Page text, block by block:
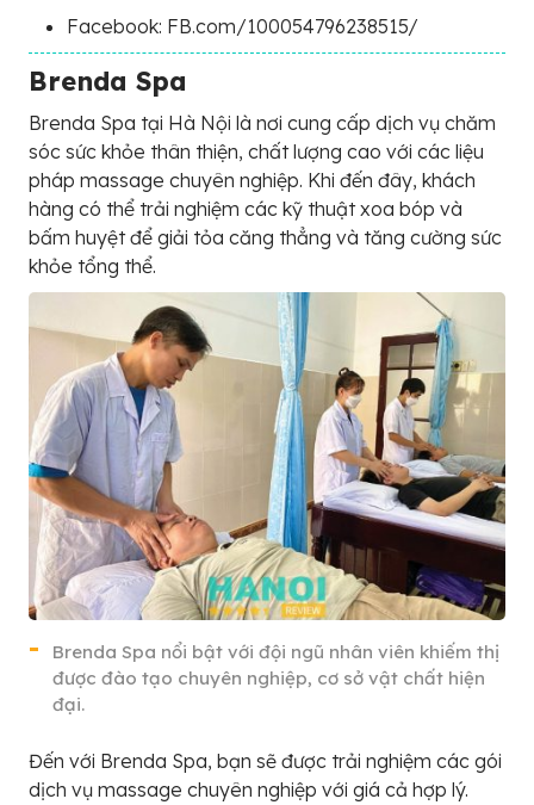
Facebook: FB.com/100054796238515/
Brenda Spa
Brenda Spa tại Hà Nội là nơi cung cấp dịch vụ chăm
sóc sức khỏe thân thiện, chất lượng cao với các liệu
pháp massage chuyên nghiệp. Khi đến đây, khách
hàng có thể trải nghiệm các kỹ thuật xoa bóp và
bấm huyệt để giải tỏa căng thẳng và tăng cường sức
khỏe tổng thể.
Brenda Spa nổi bật với đội ngũ nhân viên khiếm thị
được đào tạo chuyên nghiệp, cơ sở vật chất hiện
đại.
Đến với Brenda Spa, bạn sẽ được trải nghiệm các gói
dịch vụ massage chuyên nghiệp với giá cả hợp lý.